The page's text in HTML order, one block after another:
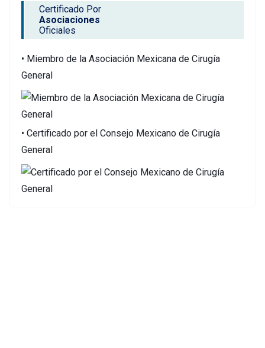
Certificado Por
Asociaciones
Oficiales
• Miembro de la Asociación Mexicana de Cirugía
General
• Certificado por el Consejo Mexicano de Cirugía
General